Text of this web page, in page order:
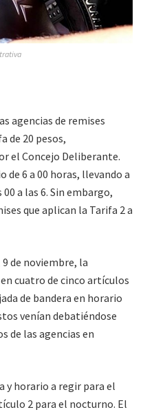
agencias de remises
de 20 pesos,
el Concejo Deliberante.
de 6 a 00 horas, llevando a
a las 6. Sin embargo,
que aplican la Tarifa 2 a
de noviembre, la
cuatro de cinco artículos
de bandera en horario
venían debatiéndose
de las agencias en
y horario a regir para el
2 para el nocturno. El